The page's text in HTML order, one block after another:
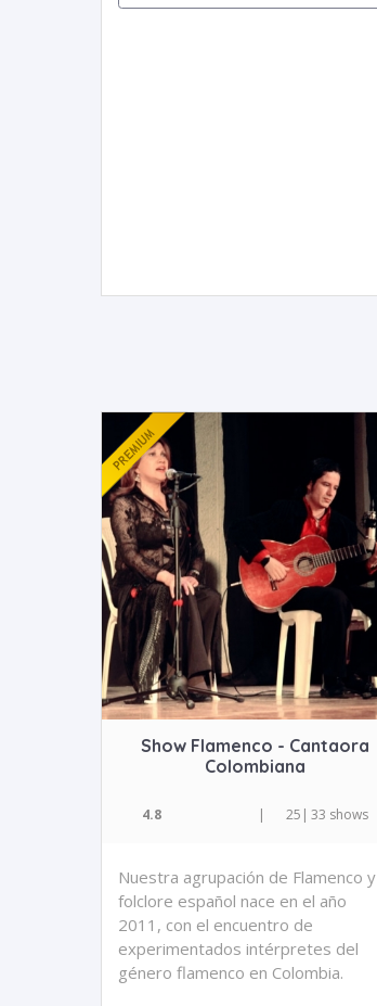
Show Flamenco - Cantaora
Colombiana
4.8 | 25 | 33 shows
Nuestra agrupación de Flamenco y
folclore español nace en el año
2011, con el encuentro de
experimentados intérpretes del
género flamenco en Colombia.